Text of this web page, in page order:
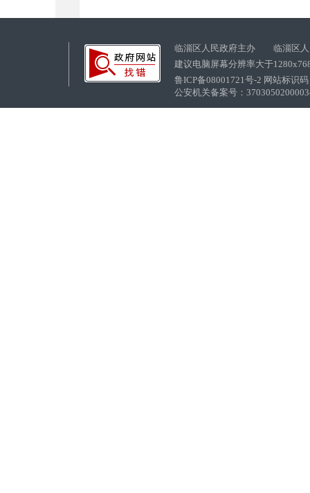
临淄区人民政府主办 临淄区人
建议电脑屏幕分辨率大于
鲁ICP备08001721号-2 网站标识
公安机关备案号：